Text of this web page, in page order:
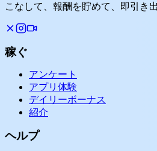
こなして、報酬を貯めて、即引き出
稼ぐ
アンケート
アプリ体験
デイリーボーナス
紹介
ヘルプ